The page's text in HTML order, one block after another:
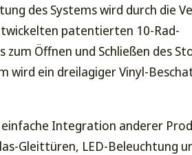
des Systems wird durch die
patentierten 10-Rad-
zum Öffnen und Schließen des
wird ein dreilagiger Vinyl-
Integration anderer
Gleittüren, LED-Beleuchtung